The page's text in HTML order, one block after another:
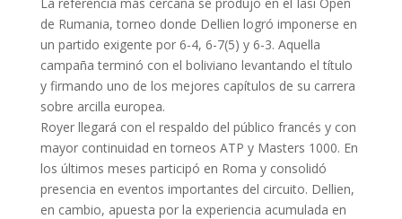
de Rumania, torneo donde Dellien logró imponerse en
un partido exigente por 6-4, 6-7(5) y 6-3. Aquella
campaña terminó con el boliviano levantando el título
y firmando uno de los mejores capítulos de su carrera
sobre arcilla europea.
Royer llegará con el respaldo del público francés y con
mayor continuidad en torneos ATP y Masters 1000. En
los últimos meses participó en Roma y consolidó
presencia en eventos importantes del circuito. Dellien,
en cambio, apuesta por la experiencia acumulada en